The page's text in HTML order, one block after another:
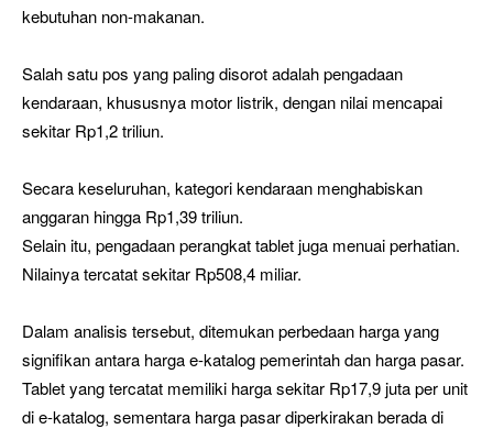
kebutuhan non-makanan.
Salah satu pos yang paling disorot adalah pengadaan
kendaraan, khususnya motor listrik, dengan nilai mencapai
sekitar Rp1,2 triliun.
Secara keseluruhan, kategori kendaraan menghabiskan
anggaran hingga Rp1,39 triliun.
Selain itu, pengadaan perangkat tablet juga menuai perhatian.
Nilainya tercatat sekitar Rp508,4 miliar.
Dalam analisis tersebut, ditemukan perbedaan harga yang
signifikan antara harga e-katalog pemerintah dan harga pasar.
Tablet yang tercatat memiliki harga sekitar Rp17,9 juta per unit
di e-katalog, sementara harga pasar diperkirakan berada di